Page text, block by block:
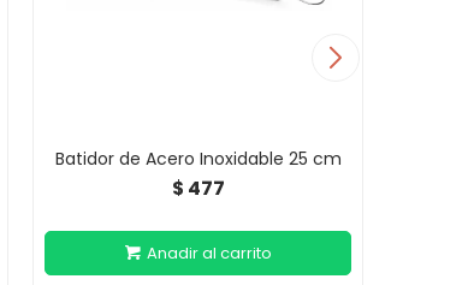
Batidor de Acero Inoxidable 25 cm
$ 477